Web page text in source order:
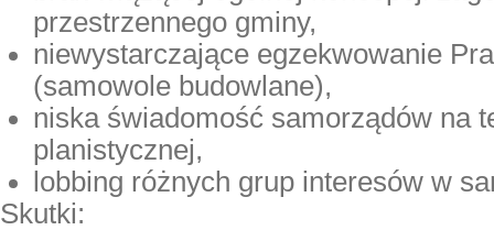
przestrzennego gminy,
niewystarczające egzekwowanie
(samowole budowlane),
niska świadomość samorządów na
planistycznej,
lobbing różnych grup interesów w
Skutki: